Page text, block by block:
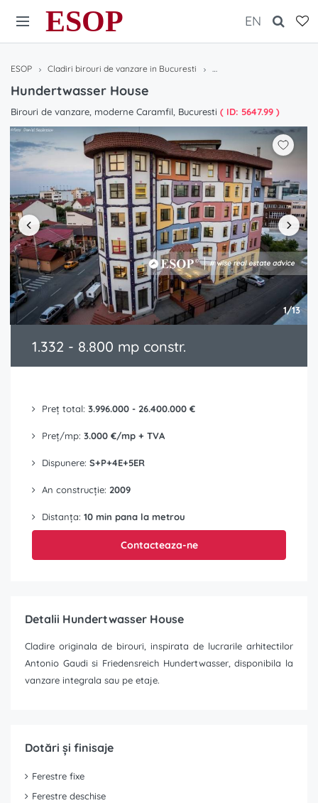
ESOP EN
ESOP Cladiri birouri de vanzare in Bucuresti Hundertwasser House
Hundertwasser House
Birouri de vanzare, moderne Caramfil, Bucuresti ( ID: 5647.99 )
1/13
1.332 - 8.800 mp constr.
Preț total: 3.996.000 - 26.400.000 €
Preț/mp: 3.000 €/mp + TVA
Dispunere: S+P+4E+5ER
An construcție: 2009
Distanța: 10 min pana la metrou
Contacteaza-ne
Detalii Hundertwasser House
Cladire originala de birouri, inspirata de lucrarile arhitectilor
Antonio Gaudi si Friedensreich Hundertwasser, disponibila la
vanzare integrala sau pe etaje.
Dotări și finisaje
Ferestre fixe
Ferestre deschise